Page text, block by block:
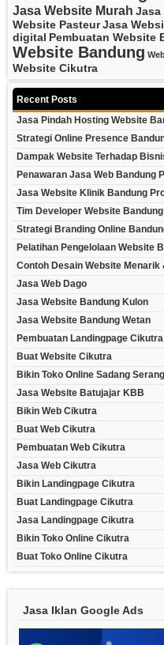
Jasa Website Murah Jasa
Website PasteurJasa
digital Pembuatan Website
Website Bandung
Website Cikutra
Recent Posts
Jasa Pindah Hosting Website
Strategi Online Presence
Dampak Website Terhadap
Penawaran Jasa Web Bandung
Jasa Website Klinik Bandung
Tim Developer Website
Strategi Branding Online
Pelatihan Pengelolaan Website
Contoh Desain Website
Jasa Web Dago
Jasa Website Bandung Kulon
Jasa Website Bandung Wetan
Pembuatan Landingpage Cikutra
Buat Website Cikutra
Bikin Toko Online Sadang Serang
Jasa Website Batujajar KBB
Bikin Web Cikutra
Buat Web Cikutra
Pembuatan Web Cikutra
Jasa Web Cikutra
Bikin Landingpage Cikutra
Buat Landingpage Cikutra
Jasa Landingpage Cikutra
Bikin Toko Online Cikutra
Buat Toko Online Cikutra
Jasa Iklan Google Ads